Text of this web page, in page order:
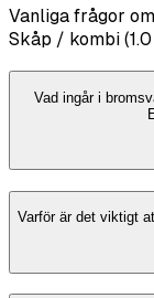
Vanliga frågor
Skåp / kombi
Vad ingår i
Varför är det viktigt